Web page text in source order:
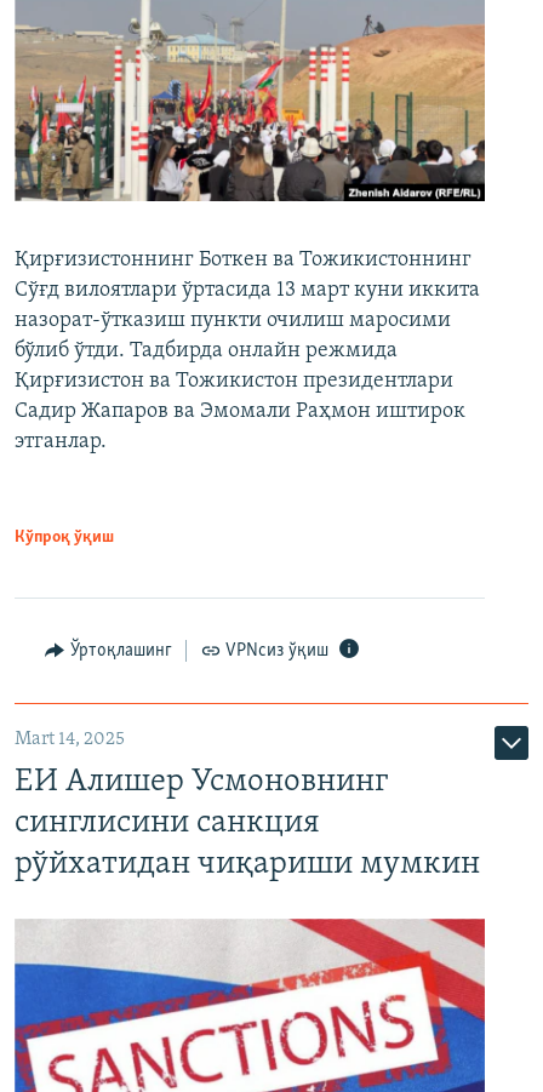
Қирғизистоннинг Боткен ва Тожикистоннинг
Сўғд вилоятлари ўртасида 13 март куни иккита
назорат-ўтказиш пункти очилиш маросими
бўлиб ўтди. Тадбирда онлайн режмида
Қирғизистон ва Тожикистон президентлари
Садир Жапаров ва Эмомали Раҳмон иштирок
этганлар.
Кўпроқ ўқиш
Ўртоқлашинг VPNсиз ўқиш
Mart 14, 2025
ЕИ Алишер Усмоновнинг
синглисини санкция
рўйхатидан чиқариши мумкин